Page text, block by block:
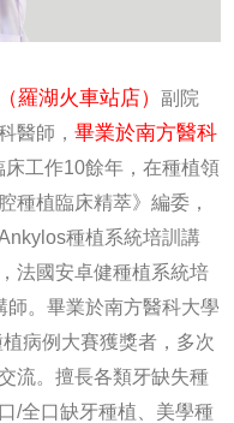
（羅湖火車站店）副院
醫師，畢業於南方醫科
床工作10餘年，在種植領
種植臨床精萃》編委，
種植系統培訓講
法國安卓健種植系統培
。畢業於南方醫科大學
病例大賽獲獎者，多次
流。擅長各類牙缺失種
/全口缺牙種植、美學種